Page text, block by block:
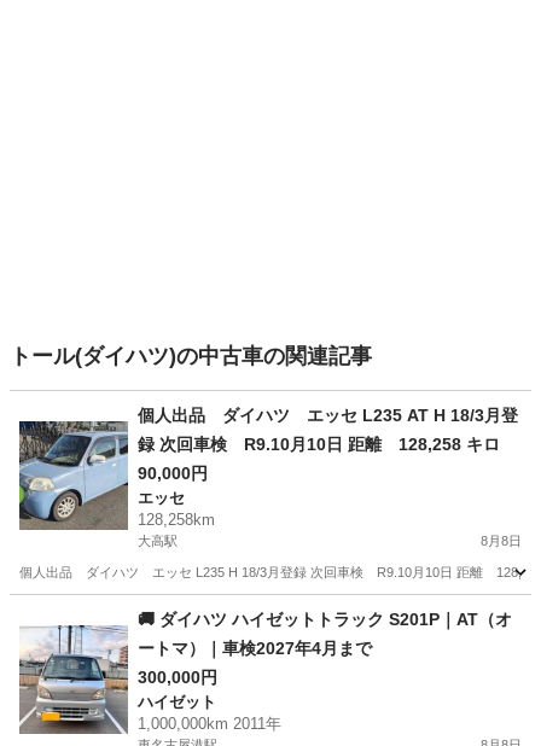
トール(ダイハツ)の中古車の関連記事
個人出品 ダイハツ エッセ L235 AT H 18/3月登
90,000円
エッセ
128,258km
大高駅 8月8日
個人出品 ダイハツ エッセ L235 H 18/3月登録 次回車検 R9.10月10日 距離
大高駅 エッセ
🚚 ダイハツ ハイゼットトラック S201P｜AT（オ
ートマ）｜車検2027年4月まで
300,000円
ハイゼット
1,000,000km 2011年